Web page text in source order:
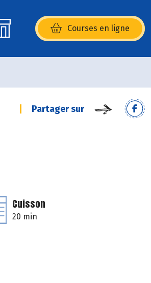
Courses en ligne
(s’ouvre dans une nouvelle
Partager sur
Cuisson
20 min